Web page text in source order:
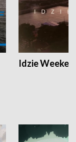
Idzie